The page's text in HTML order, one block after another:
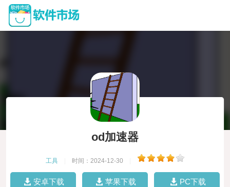
od加速器
工具 时间：2024-12-30
安卓下载 苹果下载 PC下载